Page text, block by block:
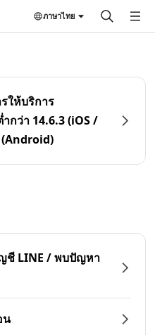
ภาษาไทย
ให้บริการ
กว่า 14.6.3 (iOS /
(Android)
ชี LINE / พบปัญหา
น